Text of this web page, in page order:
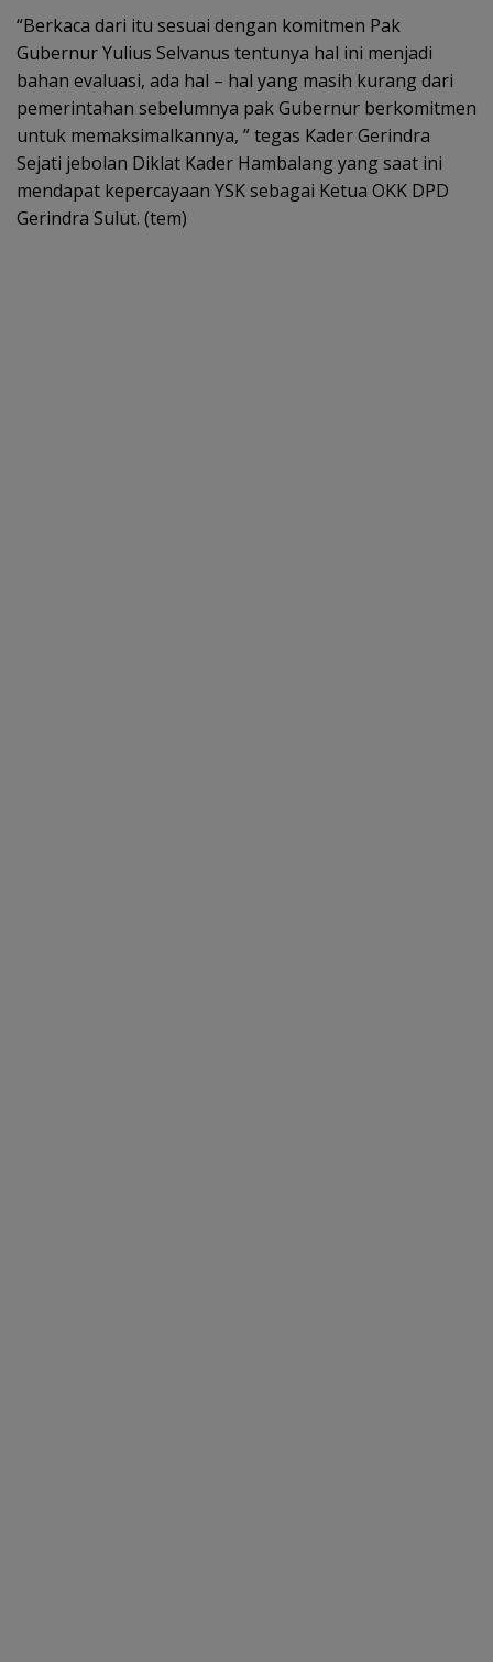
“Berkaca dari itu sesuai dengan komitmen Pak
Gubernur Yulius Selvanus tentunya hal ini menjadi
bahan evaluasi, ada hal – hal yang masih kurang dari
pemerintahan sebelumnya pak Gubernur berkomitmen
untuk memaksimalkannya, ” tegas Kader Gerindra
Sejati jebolan Diklat Kader Hambalang yang saat ini
mendapat kepercayaan YSK sebagai Ketua OKK DPD
Gerindra Sulut. (tem)